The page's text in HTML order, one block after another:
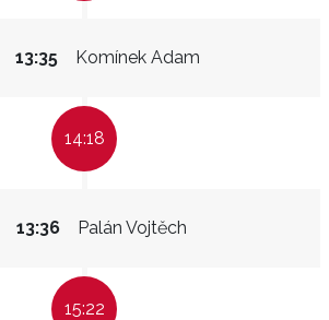
Komínek Adam
13:35
14:18
Palán Vojtěch
13:36
15:22